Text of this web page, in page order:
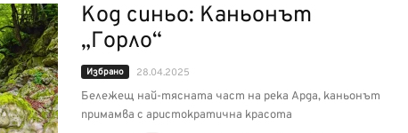
Код синьо: Каньонът
„Горло“
Избрано 28.04.2025
Бележещ най-тясната част на река Арда, каньонът
примамва с аристократична красота